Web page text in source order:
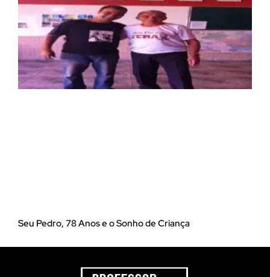
Seu Pedro, 78 Anos e o Sonho de Criança